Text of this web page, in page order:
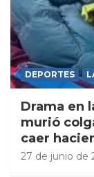
DEPORTES
Drama en
murió
caer
27 de junio de